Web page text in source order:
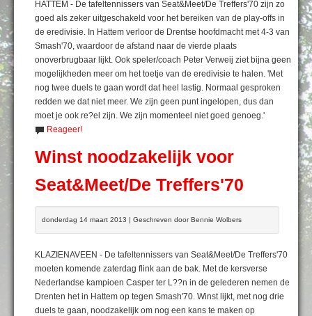
HATTEM - De tafeltennissers van Seat&Meet/De Treffers'70 zijn zo
goed als zeker uitgeschakeld voor het bereiken van de play-offs in
de eredivisie. In Hattem verloor de Drentse hoofdmacht met 4-3 van
Smash'70, waardoor de afstand naar de vierde plaats
onoverbrugbaar lijkt. Ook speler/coach Peter Verweij ziet bijna geen
mogelijkheden meer om het toetje van de eredivisie te halen. 'Met
nog twee duels te gaan wordt dat heel lastig. Normaal gesproken
redden we dat niet meer. We zijn geen punt ingelopen, dus dan
moet je ook re?el zijn. We zijn momenteel niet goed genoeg.'
Reageer!
Winst noodzakelijk voor
Seat&Meet/De Treffers'70
donderdag 14 maart 2013 | Geschreven door Bennie Wolbers
KLAZIENAVEEN - De tafeltennissers van Seat&Meet/De Treffers'70
moeten komende zaterdag flink aan de bak. Met de kersverse
Nederlandse kampioen Casper ter L??n in de gelederen nemen de
Drenten het in Hattem op tegen Smash'70. Winst lijkt, met nog drie
duels te gaan, noodzakelijk om nog een kans te maken op